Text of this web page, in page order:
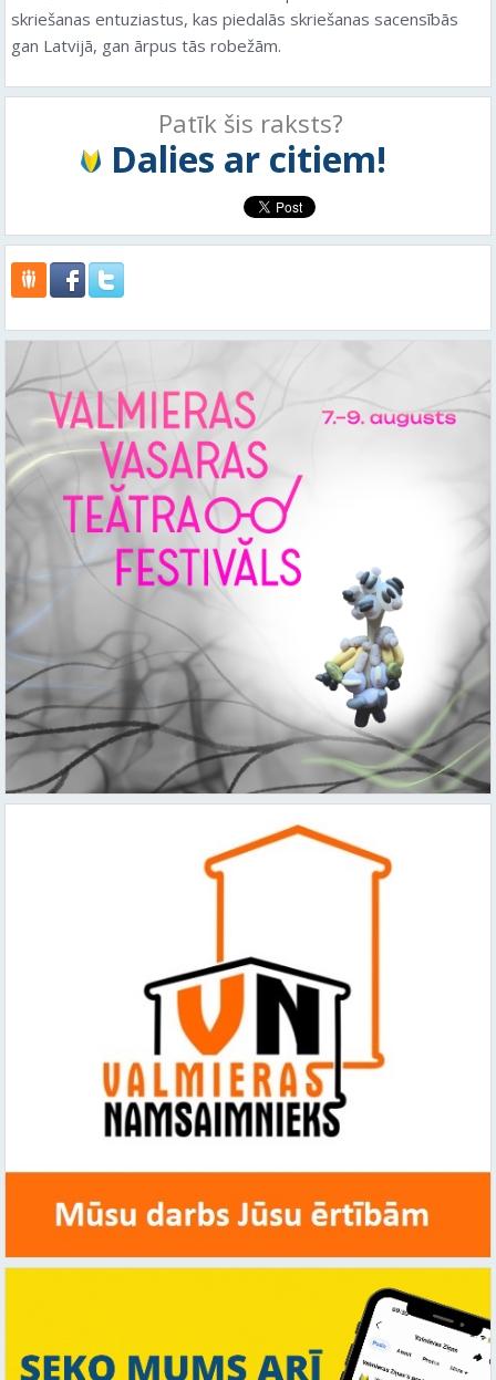
skriešanas entuziastus, kas piedalās skriešanas sacensībās
gan Latvijā, gan ārpus tās robežām.
Patīk šis raksts?
Dalies ar citiem!